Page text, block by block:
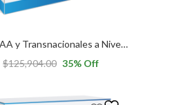
*Empresas AAA y Transnacionales a Nivel Nacional, excepto en Ciudad de México. *Empresarios a Nivel Nacional, excepto en Ciudad de México.
$125,904.00 35% Off